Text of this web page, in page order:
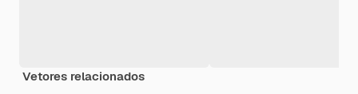
Vetores relacionados